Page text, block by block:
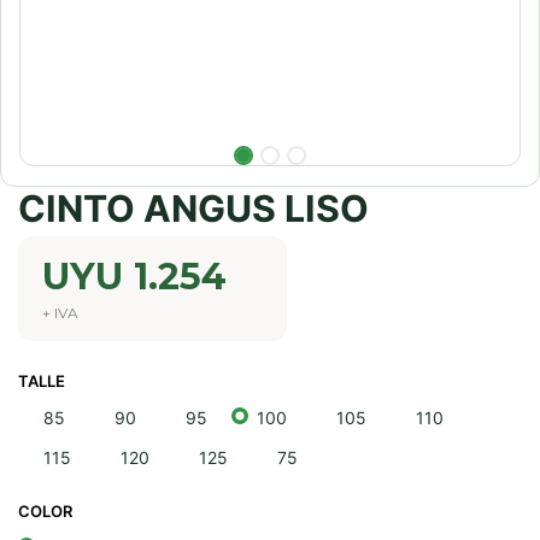
CINTO ANGUS LISO
UYU 1.254
+ IVA
TALLE
85 90 95 100 105
110
115
120 125 75
COLOR